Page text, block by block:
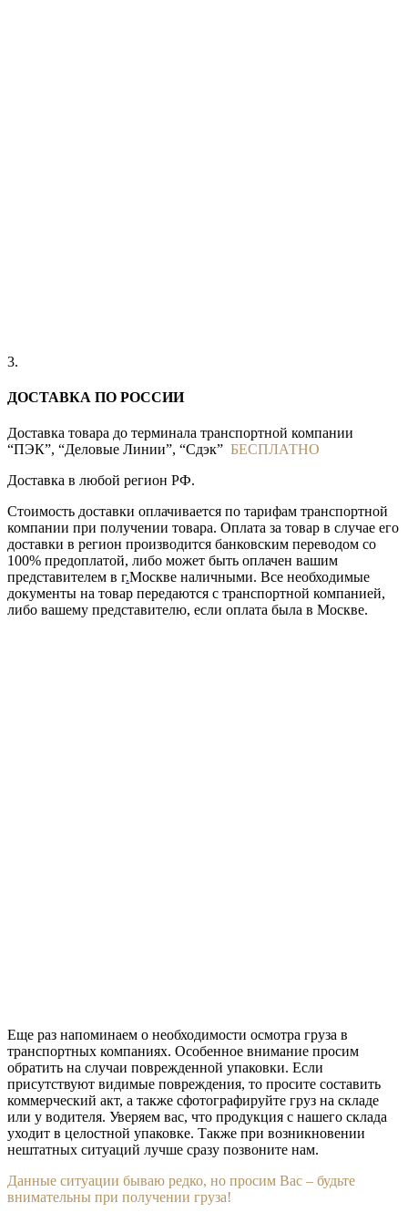
3.
ДОСТАВКА ПО РОССИИ
Доставка товара до терминала транспортной компании
“ПЭК”, “Деловые Линии”, “Сдэк” БЕСПЛАТНО
Доставка в любой регион РФ.
Стоимость доставки оплачивается по тарифам транспортной
компании при получении товара. Оплата за товар в случае его
доставки в регион производится банковским переводом со
100% предоплатой, либо может быть оплачен вашим
представителем в г.Москве наличными. Все необходимые
документы на товар передаются с транспортной компанией,
либо вашему представителю, если оплата была в Москве.
Еще раз напоминаем о необходимости осмотра груза в
транспортных компаниях. Особенное внимание просим
обратить на случаи поврежденной упаковки. Если
присутствуют видимые повреждения, то просите составить
коммерческий акт, а также сфотографируйте груз на складе
или у водителя. Уверяем вас, что продукция с нашего склада
уходит в целостной упаковке. Также при возникновении
нештатных ситуаций лучше сразу позвоните нам.
Данные ситуации бываю редко, но просим Вас – будьте
внимательны при получении груза!